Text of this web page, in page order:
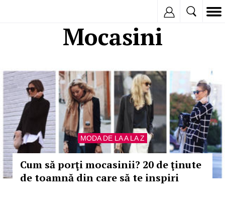
Mocasini
MODA DE LA A LA Z
Cum să porţi mocasinii? 20 de ţinute
de toamnă din care să te inspiri